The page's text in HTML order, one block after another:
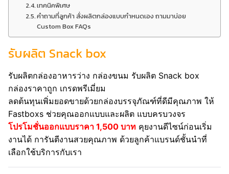
เทคนิคพิเศษ
คำถามที่ลูกค้า สั่งผลิตกล่องแบบกำหนดเอง ถามมาบ่อย
Custom Box FAQs
รับผลิต Snack box
รับผลิตกล่องอาหารว่าง กล่องขนม รับผลิต Snack box
กล่องราคาถูก เกรดพรีเมี่ยม
ลดต้นทุนเพิ่มยอดขายด้วยกล่องบรรจุภัณฑ์ที่ดีมีคุณภาพ ให้
Fastboxs ช่วยคุณออกแบบและผลิต แบบครบวงจร
โปรโมชั่นออกแบบราคา 1,500 บาท คุยงานดีไซน์ก่อนเริ่ม
งานได้ การันตีงานสวยคุณภาพ ด้วยลูกค้าแบรนด์ชั้นนำที่
เลือกใช้บริการกับเรา